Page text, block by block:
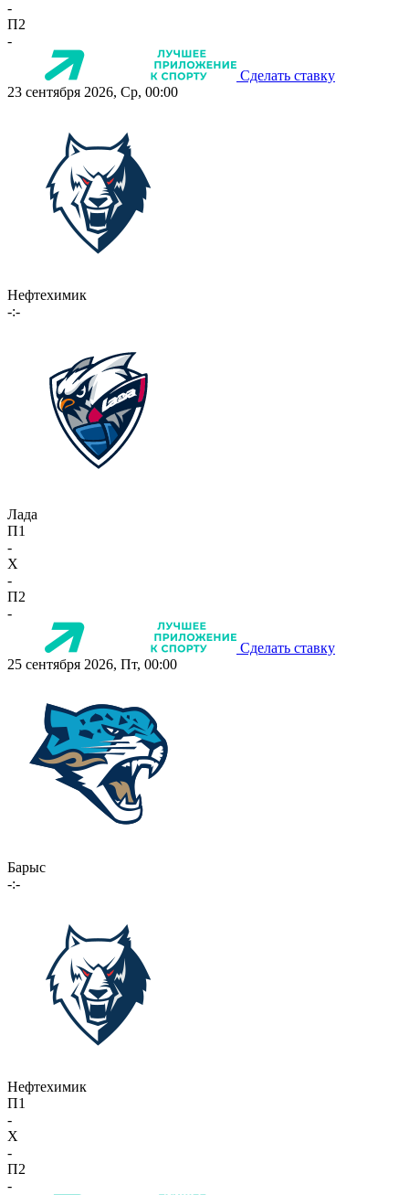
-
П2
-
Сделать ставку
23 сентября 2026, Ср, 00:00
Нефтехимик
-:-
Лада
П1
-
X
-
П2
-
Сделать ставку
25 сентября 2026, Пт, 00:00
Барыс
-:-
Нефтехимик
П1
-
X
-
П2
-